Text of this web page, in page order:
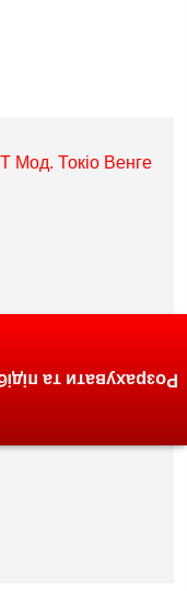
та підібрати